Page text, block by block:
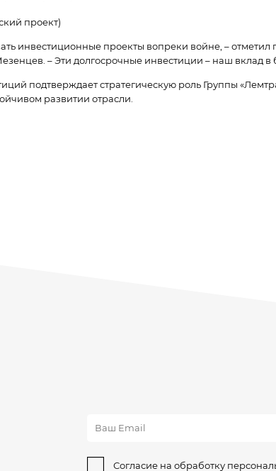
проект)
инвестиционные проекты вопреки войне, – отметил
– Эти долгосрочные инвестиции – наш вклад в
подтверждает стратегическую роль Группы
развитии отрасли.
Согласие на обработку